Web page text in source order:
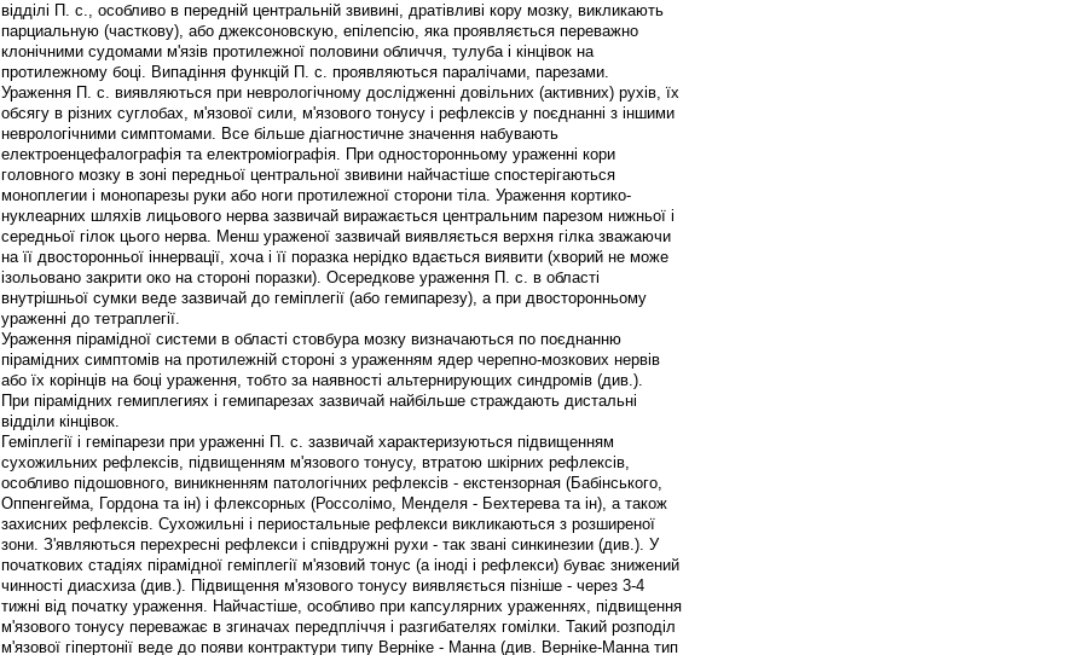
відділі П. с., особливо в передній центральній звивині, дратівливі кору мозку, викликають
парциальную (часткову), або джексоновскую, епілепсію, яка проявляється переважно
клонічними судомами м'язів протилежної половини обличчя, тулуба і кінцівок на
протилежному боці. Випадіння функцій П. с. проявляються паралічами, парезами.
Ураження П. с. виявляються при неврологічному дослідженні довільних (активних) рухів, їх
обсягу в різних суглобах, м'язової сили, м'язового тонусу і рефлексів у поєднанні з іншими
неврологічними симптомами. Все більше діагностичне значення набувають
електроенцефалографія та електроміографія. При односторонньому ураженні кори
головного мозку в зоні передньої центральної звивини найчастіше спостерігаються
моноплегии і монопарезы руки або ноги протилежної сторони тіла. Ураження кортико-
нуклеарних шляхів лицьового нерва зазвичай виражається центральним парезом нижньої і
середньої гілок цього нерва. Менш ураженої зазвичай виявляється верхня гілка зважаючи
на її двосторонньої іннервації, хоча і її поразка нерідко вдається виявити (хворий не може
ізольовано закрити око на стороні поразки). Осередкове ураження П. с. в області
внутрішньої сумки веде зазвичай до геміплегії (або гемипарезу), а при двосторонньому
ураженні до тетраплегії.
Ураження пірамідної системи в області стовбура мозку визначаються по поєднанню
пірамідних симптомів на протилежній стороні з ураженням ядер черепно-мозкових нервів
або їх корінців на боці ураження, тобто за наявності альтернирующих синдромів (див.).
При пірамідних гемиплегиях і гемипарезах зазвичай найбільше страждають дистальні
відділи кінцівок.
Геміплегії і геміпарези при ураженні П. с. зазвичай характеризуються підвищенням
сухожильних рефлексів, підвищенням м'язового тонусу, втратою шкірних рефлексів,
особливо підошовного, виникненням патологічних рефлексів - екстензорная (Бабінського,
Оппенгейма, Гордона та ін) і флексорных (Россолімо, Менделя - Бехтерева та ін), а також
захисних рефлексів. Сухожильні і периостальные рефлекси викликаються з розширеної
зони. З'являються перехресні рефлекси і співдружні рухи - так звані синкинезии (див.). У
початкових стадіях пірамідної геміплегії м'язовий тонус (а іноді і рефлекси) буває знижений
чинності диасхиза (див.). Підвищення м'язового тонусу виявляється пізніше - через 3-4
тижні від початку ураження. Найчастіше, особливо при капсулярних ураженнях, підвищення
м'язового тонусу переважає в згиначах передпліччя і разгибателях гомілки. Такий розподіл
м'язової гіпертонії веде до появи контрактури типу Верніке - Манна (див. Верніке-Манна тип